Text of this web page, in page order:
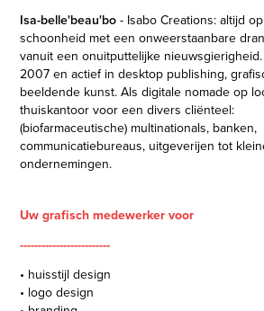
Isa-belle'beau'bo - Isabo Creations: altijd
schoonheid met een onweerstaanbare
vanuit een onuitputtelijke
2007 en actief in desktop publishing,
beeldende kunst. Als digitale nomade op
thuiskantoor voor een divers cliënteel:
(biofarmaceutische) multinationals, banken,
communicatiebureaus, uitgeverijen tot
ondernemingen.
Uw grafisch medewerker voor
-------------------------
• huisstijl design
• logo design